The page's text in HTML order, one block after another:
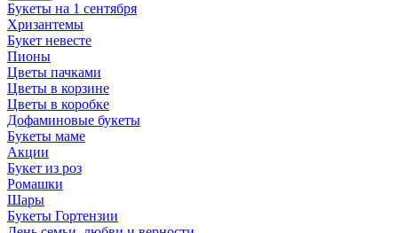
Букеты на 1 сентября
Хризантемы
Букет невесте
Пионы
Цветы пачками
Цветы в корзине
Цветы в коробке
Дофаминовые букеты
Букеты маме
Акции
Букет из роз
Ромашки
Шары
Букеты Гортензии